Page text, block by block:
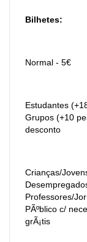
Bilhetes:
Normal - 5€
Estudantes
Grupos (+10
desconto
Crianças/
Professores/
PÃºblico c/
grÃ¡tis